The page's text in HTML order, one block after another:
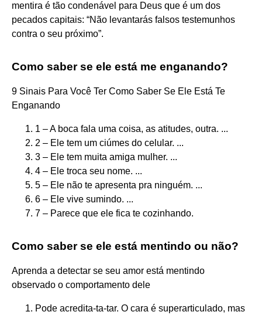
mentira é tão condenável para Deus que é um dos
pecados capitais: “Não levantarás falsos testemunhos
contra o seu próximo”.
Como saber se ele está me enganando?
9 Sinais Para Você Ter Como Saber Se Ele Está Te
Enganando
1 – A boca fala uma coisa, as atitudes, outra. ...
2 – Ele tem um ciúmes do celular. ...
3 – Ele tem muita amiga mulher. ...
4 – Ele troca seu nome. ...
5 – Ele não te apresenta pra ninguém. ...
6 – Ele vive sumindo. ...
7 – Parece que ele fica te cozinhando.
Como saber se ele está mentindo ou não?
Aprenda a detectar se seu amor está mentindo
observado o comportamento dele
Pode acredita-ta-tar. O cara é superarticulado, mas